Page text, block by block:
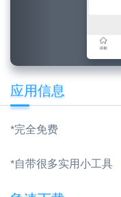
应用信息
*完全免费
*自带很多实用小工具